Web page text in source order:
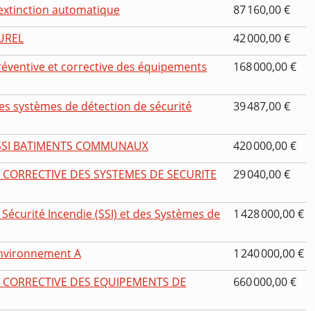
automatique
87 160,00 €
42 000,00 €
et corrective des équipements
168 000,00 €
systèmes de détection de sécurité
39 487,00 €
BATIMENTS COMMUNAUX
420 000,00 €
DES SYSTEMES DE SECURITE
29 040,00 €
Incendie (SSI) et des Systèmes de
1 428 000,00 €
A
1 240 000,00 €
DES EQUIPEMENTS DE
660 000,00 €